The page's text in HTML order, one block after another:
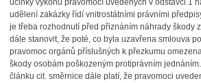
účinky výkonu pravomocí uvedených v odstavci 1
udělení zakázky řídí vnitrostátními právními
je třeba rozhodnutí před přiznáním náhrady škody
dále stanovit, že poté, co byla uzavřena smlouva
pravomoc orgánů příslušných k přezkumu
škody osobám poškozeným protiprávním
článku cit. směrnice dále platí, že pravomoci